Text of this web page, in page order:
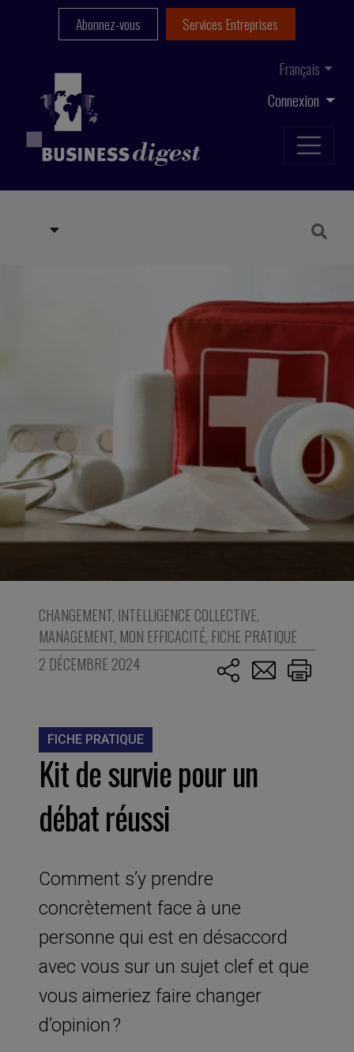
Connexion
Français
Abonnez-vous Services Entreprises
CHANGEMENT, INTELLIGENCE COLLECTIVE,
MANAGEMENT, MON EFFICACITÉ, FICHE PRATIQUE
2 DÉCEMBRE 2024
FICHE PRATIQUE
Kit de survie pour un
débat réussi
Comment s’y prendre
concrètement face à une
personne qui est en désaccord
avec vous sur un sujet clef et que
vous aimeriez faire changer
d’opinion ?